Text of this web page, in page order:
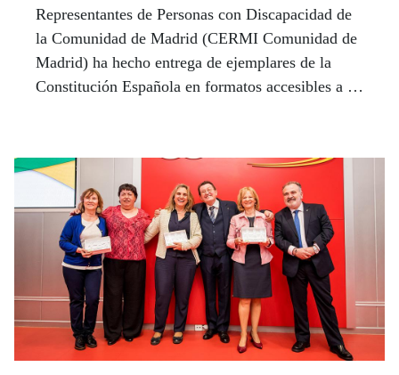
Representantes de Personas con Discapacidad de
la Comunidad de Madrid (CERMI Comunidad de
Madrid) ha hecho entrega de ejemplares de la
Constitución Española en formatos accesibles a la
Madrid.